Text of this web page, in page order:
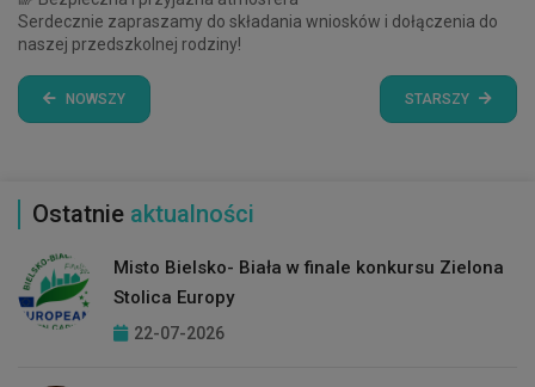
Serdecznie zapraszamy do składania wniosków i dołączenia do
naszej przedszkolnej rodziny!
NOWSZY STARSZY
Ostatnie aktualności
Misto Bielsko- Biała w finale konkursu Zielona
Stolica Europy
22-07-2026